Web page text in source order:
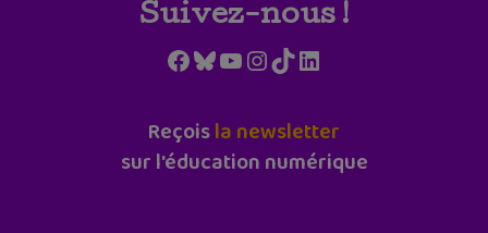
Suivez-nous !
Facebook
Bluesky
YouTube
Instagram
TikTokLinkedIn
Reçoisla newsletter
sur l'éducation numérique